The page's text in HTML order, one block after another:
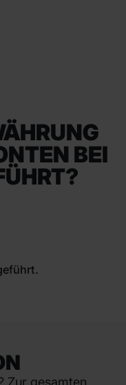
BEI
Zur gesamten